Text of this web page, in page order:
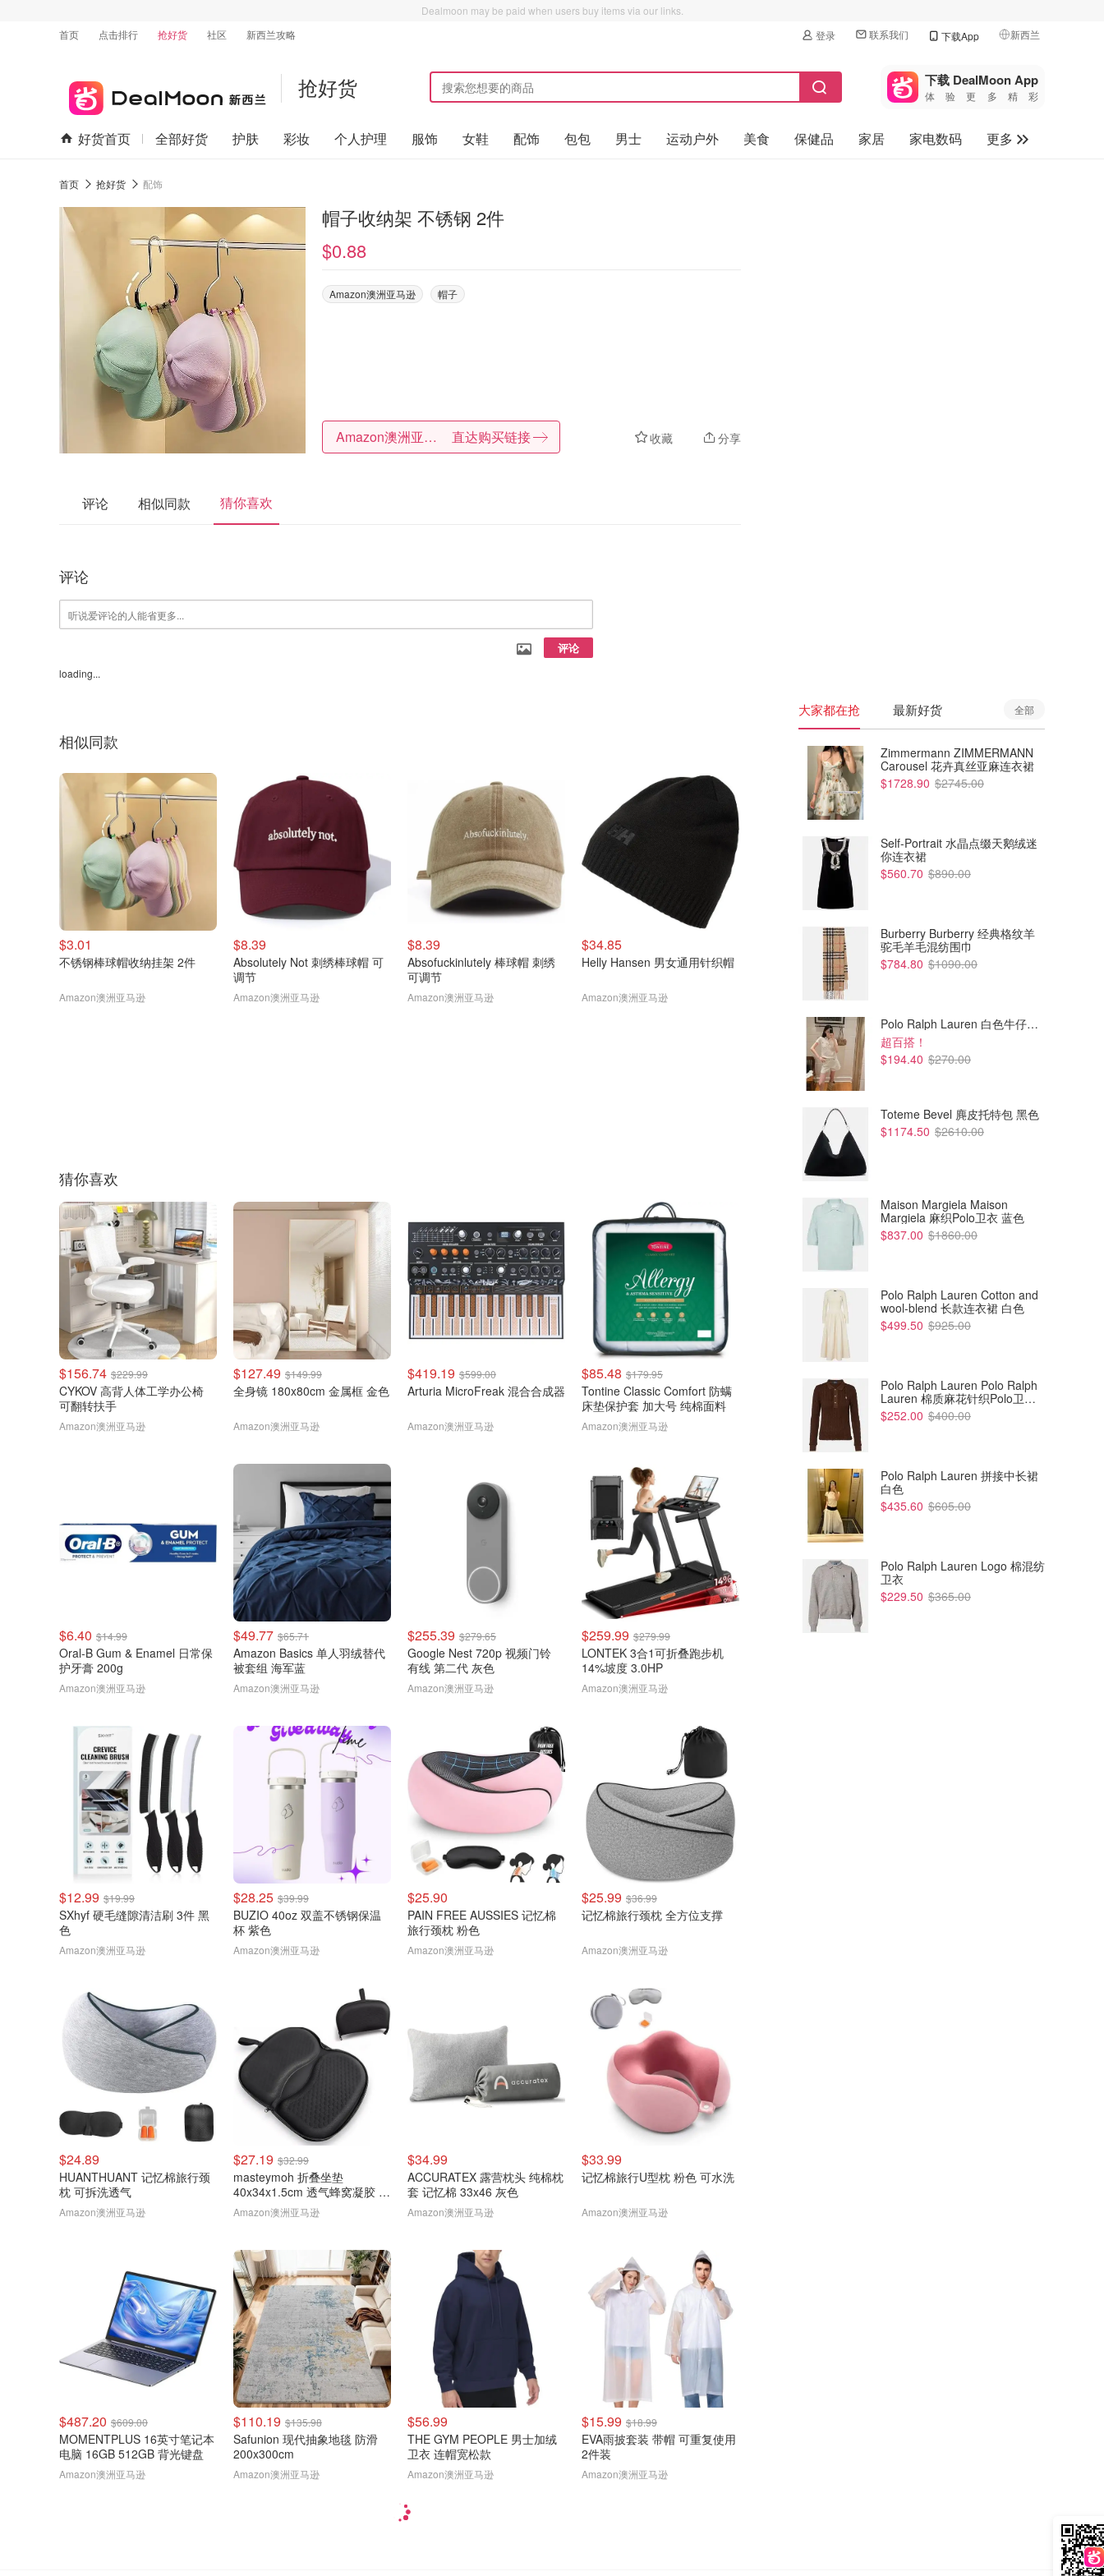
Dealmoon may be paid when users buy items via our links.
首页
点击排行 抢好货 社区 新西兰攻略 登录 联系我们 下载App 新西兰
🇺🇸
美国
🇨🇳中国
🇨🇦加拿大
抢好货 下载 DealMoon App
体验更多精彩
好货首页 全部好货 护肤 彩妆 个人护理 服饰 女鞋 配饰 包包 男士 运动户外 美食 保健品 家居 家电数码
更多
首页 抢好货 配饰
帽子收纳架 不锈钢 2件
$0.88
Amazon澳洲亚马逊 帽子
收藏 分享
Amazon澳洲亚马逊 直达购买链接
评论 相似同款 猜你喜欢
评论
评论
loading...
相似同款
$3.01
不锈钢棒球帽收纳挂架 2件
Amazon澳洲亚马逊
$8.39
Absolutely Not 刺绣棒球帽 可
调节
Amazon澳洲亚马逊
$8.39
Absofuckinlutely 棒球帽 刺绣
可调节
Amazon澳洲亚马逊
$34.85
Helly Hansen 男女通用针织帽
Amazon澳洲亚马逊
低檐纯棉棒球帽 可调节款
Amazon澳洲亚马逊
$49.00
47 NY Yankees 棒球帽
猜你喜欢
$156.74 $229.99
CYKOV 高背人体工学办公椅
可翻转扶手
Amazon澳洲亚马逊
$127.49 $149.99
全身镜 180x80cm 金属框 金色
Amazon澳洲亚马逊
$419.19 $599.00
Arturia MicroFreak 混合合成器
Amazon澳洲亚马逊
$85.48 $179.95
Tontine Classic Comfort 防螨
床垫保护套 加大号 纯棉面料
Amazon澳洲亚马逊
$6.40 $14.99
Oral-B Gum & Enamel 日常保
护牙膏 200g
Amazon澳洲亚马逊
$49.77 $65.71
Amazon Basics 单人羽绒替代
被套组 海军蓝
Amazon澳洲亚马逊
$255.39 $279.65
Google Nest 720p 视频门铃
有线 第二代 灰色
Amazon澳洲亚马逊
$259.99 $279.99
LONTEK 3合1可折叠跑步机
14%坡度 3.0HP
Amazon澳洲亚马逊
$12.99 $19.99
SXhyf 硬毛缝隙清洁刷 3件 黑
色
Amazon澳洲亚马逊
$28.25 $39.99
BUZIO 40oz 双盖不锈钢保温
杯 紫色
Amazon澳洲亚马逊
$25.90
PAIN FREE AUSSIES 记忆棉
旅行颈枕 粉色
Amazon澳洲亚马逊
$25.99 $36.99
记忆棉旅行颈枕 全方位支撑
Amazon澳洲亚马逊
$24.89
HUANTHUANT 记忆棉旅行颈
枕 可拆洗透气
Amazon澳洲亚马逊
$27.19 $32.99
masteymoh 折叠坐垫
40x34x1.5cm 透气蜂窝凝胶 黑
色
Amazon澳洲亚马逊
$34.99
ACCURATEX 露营枕头 纯棉枕
套 记忆棉 33x46 灰色
Amazon澳洲亚马逊
$33.99
记忆棉旅行U型枕 粉色 可水洗
Amazon澳洲亚马逊
$487.20 $609.00
MOMENTPLUS 16英寸笔记本
电脑 16GB 512GB 背光键盘
Amazon澳洲亚马逊
$110.19 $135.98
Safunion 现代抽象地毯 防滑
200x300cm
Amazon澳洲亚马逊
$56.99
THE GYM PEOPLE 男士加绒
卫衣 连帽宽松款
Amazon澳洲亚马逊
$15.99 $18.99
EVA雨披套装 带帽 可重复使用
2件装
Amazon澳洲亚马逊
大家都在抢 最新好货 全部
Zimmermann ZIMMERMANN
Carousel 花卉真丝亚麻连衣裙
$1728.90 $2745.00
Self-Portrait 水晶点缀天鹅绒迷
你连衣裙
$560.70 $890.00
Burberry Burberry 经典格纹羊
驼毛羊毛混纺围巾
$784.80 $1090.00
Polo Ralph Lauren 白色牛仔短裤
超百搭！
$194.40 $270.00
Toteme Bevel 麂皮托特包 黑色
$1174.50 $2610.00
Maison Margiela Maison
Margiela 麻织Polo卫衣 蓝色
$837.00 $1860.00
Polo Ralph Lauren Cotton and
wool-blend 长款连衣裙 白色
$499.50 $925.00
Polo Ralph Lauren Polo Ralph
Lauren 棉质麻花针织Polo卫衣
棕色
$252.00 $400.00
Polo Ralph Lauren 拼接中长裙
白色
$435.60 $605.00
Polo Ralph Lauren Logo 棉混纺
卫衣
$229.50 $365.00